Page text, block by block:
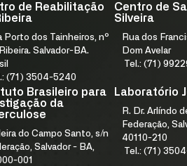
de Reabilitação
Porto dos Tainheiros, nº
Salvador-BA.
(71) 3504-5240
Centro de
Silveira
Rua dos
Dom Avelar
Tel.: (71)
Brasileiro para
da
do Campo Santo, s/n
Salvador - BA,
001
Laboratório
R. Dr. Arlíndo
Federação,
40110-210
Tel.: (71)